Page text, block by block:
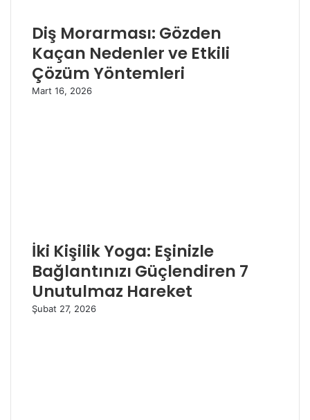
Diş Morarması: Gözden
Kaçan Nedenler ve Etkili
Çözüm Yöntemleri
Mart 16, 2026
İki Kişilik Yoga: Eşinizle
Bağlantınızı Güçlendiren 7
Unutulmaz Hareket
Şubat 27, 2026